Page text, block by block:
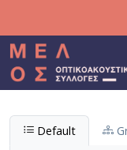
Default